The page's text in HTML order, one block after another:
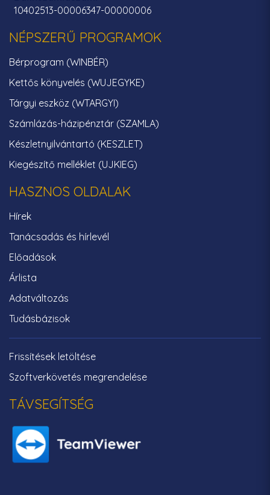
10402513-00006347-00000006
NÉPSZERŰ PROGRAMOK
Bérprogram (WINBÉR)
Kettős könyvelés (WUJEGYKE)
Tárgyi eszköz (WTARGYI)
Számlázás-házipénztár (SZAMLA)
Készletnyilvántartó (KESZLET)
Kiegészítő melléklet (UJKIEG)
HASZNOS OLDALAK
Hírek
Tanácsadás és hírlevél
Előadások
Árlista
Adatváltozás
Tudásbázisok
Frissítések letöltése
Szoftverkövetés megrendelése
TÁVSEGÍTSÉG